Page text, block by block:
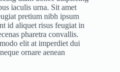
iaculis urna. Sit amet
pretium nibh ipsum
id aliquet risus feugiat in
pharetra convallis.
elit at imperdiet dui
ornare aenean